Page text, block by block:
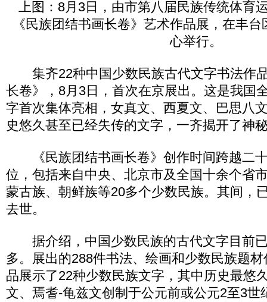
上图：8月3日，由市第八届民族传统体育
《民族团结书画长卷》艺术作品展，在丰
心举行。
集齐22种中国少数民族古代文字书法作
长卷》，8月3日，首次在京展出。这是我国
字首次集体亮相，女真文、西夏文、巴思八
史悠久甚至已经失传的文字，一齐揭开了神
《民族团结书画长卷》创作时间跨越二
位，包括来自中央、北京市及全国十余个省
蒙古族、朝鲜族等20多个少数民族。其间，
去世。
据介绍，中国少数民族的古代文字目前
多。展出的288件书法、绘画和少数民族题
品展示了22种少数民族文字，其中历史最悠
文、焉耆-龟兹文创制于公元前或公元2至3世